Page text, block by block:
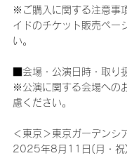
※ご購入に関する注意事
イドのチケット販売ペー
い。
■会場・公演日時・取り
※公演に関する会場への
慮ください。
＜東京＞東京ガーデンシ
2025年8月11日(月・